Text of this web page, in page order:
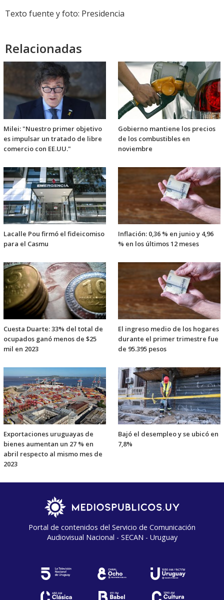
Texto fuente y foto: Presidencia
Relacionadas
Milei: "Nuestro primer objetivo
es impulsar un tratado de libre
comercio con EE.UU."
Gobierno mantiene los precios
de los combustibles en
noviembre
Lacalle Pou firmó el fideicomiso
para el Casmu
Inflación: 0,36 % en junio y 4,96
% en los últimos 12 meses
Cuesta Duarte: 33% del total de
ocupados ganó menos de $25
mil en 2023
El ingreso medio de los hogares
durante el primer trimestre fue
de 95.395 pesos
Exportaciones uruguayas de
bienes aumentan un 27 % en
abril respecto al mismo mes de
2023
Bajó el desempleo y se ubicó en
7,8%
Portal de contenidos del Servicio de Comunicación
Audiovisual Nacional - SECAN - Uruguay